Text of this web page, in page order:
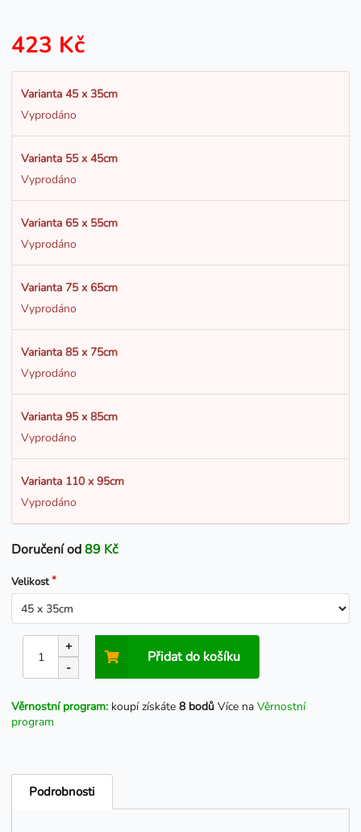
423 Kč
Varianta 45 x 35cm
Vyprodáno
Varianta 55 x 45cm
Vyprodáno
Varianta 65 x 55cm
Vyprodáno
Varianta 75 x 65cm
Vyprodáno
Varianta 85 x 75cm
Vyprodáno
Varianta 95 x 85cm
Vyprodáno
Varianta 110 x 95cm
Vyprodáno
Doručení od89 Kč
Velikost
+
-
Přidat do košíku
Věrnostní program: koupí získáte 8 bodů Více na Věrnostní
program
Podrobnosti